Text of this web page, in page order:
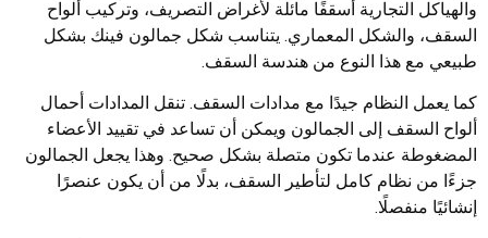
والهياكل التجارية أسقفًا مائلة لأغراض التصريف، وتركيب ألواح
السقف، والشكل المعماري. يتناسب شكل جمالون فينك بشكل
طبيعي مع هذا النوع من هندسة السقف.
كما يعمل النظام جيدًا مع مدادات السقف. تنقل المدادات أحمال
ألواح السقف إلى الجمالون ويمكن أن تساعد في تقييد الأعضاء
المضغوطة عندما تكون متصلة بشكل صحيح. وهذا يجعل الجمالون
جزءًا من نظام كامل لتأطير السقف، بدلًا من أن يكون عنصرًا
إنشائيًا منفصلًا.